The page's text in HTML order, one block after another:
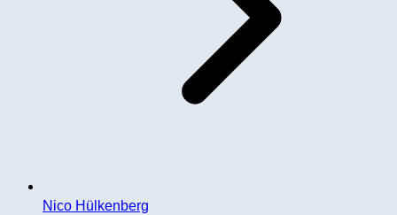
Nico Hülkenberg